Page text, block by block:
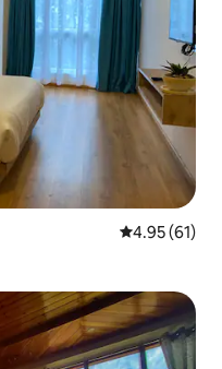
Calificación
4.95 (61)